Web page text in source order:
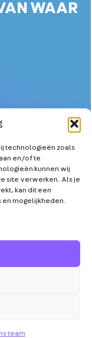
technologieën zoals
en/of te
kunnen wij
site verwerken. Als je
kan dit een
mogelijkheden.
team
WAAR